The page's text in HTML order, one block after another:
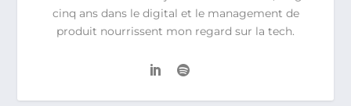
cinq ans dans le digital et le management de
produit nourrissent mon regard sur la tech.